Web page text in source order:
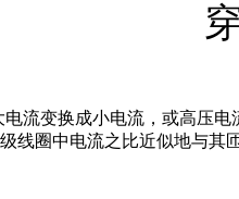
流变换成小电流，或高压
线圈中电流之比近似地与其